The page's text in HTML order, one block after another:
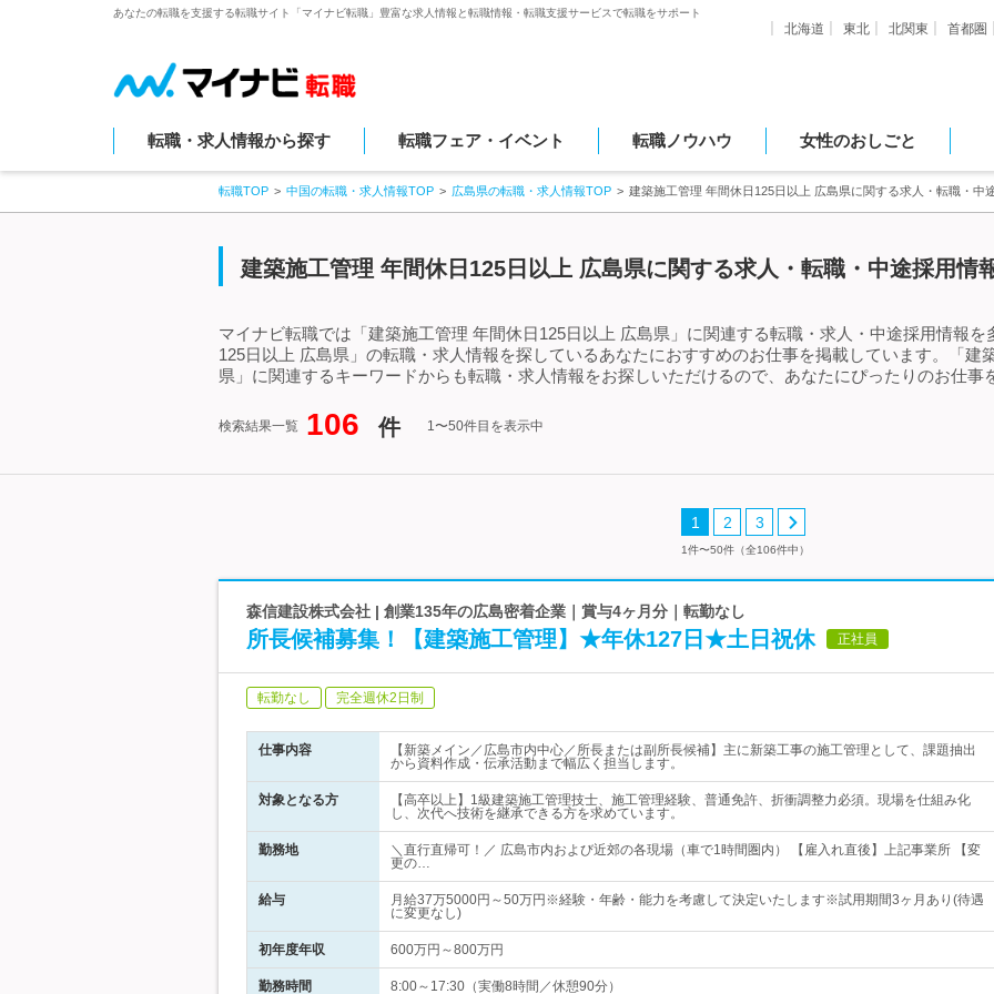
あなたの転職を支援する転職サイト「マイナビ転職」豊富な求人情報と転職情報・転職支援サービスで転職をサポート
北海道 東北 北関東 首都圏
転職・求人情報から探す 転職フェア・イベント 転職ノウハウ 女性のおしごと
転職TOP 中国の転職・求人情報TOP 広島県の転職・求人情報TOP 建築施工管理 年間休日125日以上 広島県に関する求人・転職・中
建築施工管理 年間休日125日以上 広島県に関する求人・転職・中途採用情
マイナビ転職では「建築施工管理 年間休日125日以上 広島県」に関連する転職・求人・中途採用情報
125日以上 広島県」の転職・求人情報を探しているあなたにおすすめのお仕事を掲載しています。「建
県」に関連するキーワードからも転職・求人情報をお探しいただけるので、あなたにぴったりのお仕事
検索結果一覧 106 件 1〜50件目を表示中
1 2 3
1件〜50件（全106件中）
森信建設株式会社 | 創業135年の広島密着企業｜賞与4ヶ月分｜転勤なし
所長候補募集！【建築施工管理】★年休127日★土日祝休 正社員
転勤なし 完全週休2日制
仕事内容
【新築メイン／広島市内中心／所長または副所長候補】主に新築工事の施工管理として、課題抽出
から資料作成・伝承活動まで幅広く担当します。
対象となる方
【高卒以上】1級建築施工管理技士、施工管理経験、普通免許、折衝調整力必須。現場を仕組み化
し、次代へ技術を継承できる方を求めています。
勤務地
＼直行直帰可！／ 広島市内および近郊の各現場（車で1時間圏内） 【雇入れ直後】上記事業所 【変
更の…
給与
月給37万5000円～50万円※経験・年齢・能力を考慮して決定いたします※試用期間3ヶ月あり(待遇
に変更なし)
初年度年収 600万円～800万円
勤務時間 8:00～17:30（実働8時間／休憩90分）